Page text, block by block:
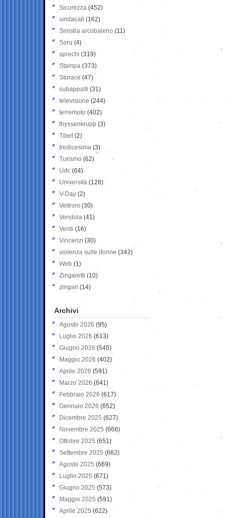
Sicurezza (452)
sindacati (162)
Sinistra arcobaleno (11)
Soru (4)
sprechi (319)
Stampa (373)
Storace (47)
subappalti (31)
televisione(244)
terremoto (402)
thyssenkrupp (3)
Tibet(2)
tredicesima (3)
Turismo (62)
Udc (64)
Università (128)
V-Day (2)
Veltroni (30)
Vendola (41)
Verdi (16)
Vincenzi (30)
violenza sulle donne (342)
Web (1)
Zingaretti (10)
zingari (14)
Archivi
Agosto 2026 (95)
Luglio 2026 (613)
Giugno 2026 (545)
Maggio 2026 (402)
Aprile 2026 (591)
Marzo 2026 (641)
Febbraio 2026 (617)
Gennaio 2026 (652)
Dicembre 2025 (627)
Novembre 2025 (668)
Ottobre 2025 (651)
Settembre 2025 (662)
Agosto 2025 (669)
Luglio 2025 (671)
Giugno 2025 (573)
Maggio 2025 (591)
Aprile 2025 (622)